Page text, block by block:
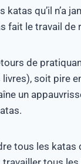
qu’il n’a
fait le travail de
de
soit pire
un
tous les katas